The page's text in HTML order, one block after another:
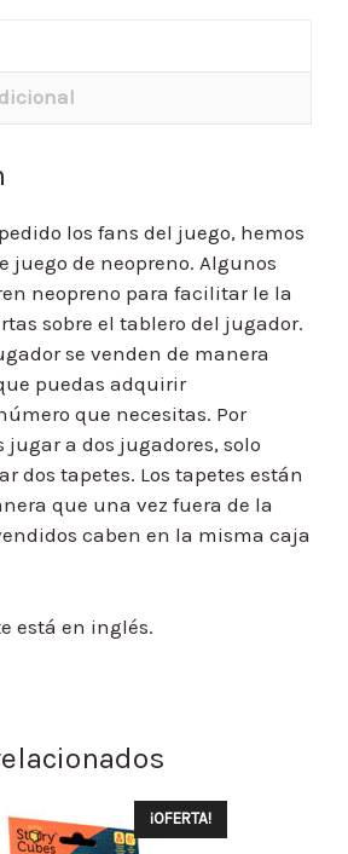
los fans del juego, hemos
juego de neopreno. Algunos
neopreno para facilitar le la
sobre el tablero del jugador.
se venden de manera
puedas adquirir
que necesitas. Por
jugar a dos jugadores, solo
dos tapetes. Los tapetes están
que una vez fuera de la
caben en la misma caja
está en inglés.
¡OFERTA!